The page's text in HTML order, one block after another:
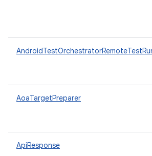
AoaTargetPreparer
ApiResponse